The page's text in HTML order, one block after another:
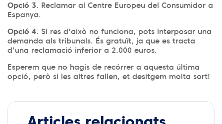
Opció 3. Reclamar al Centre Europeu del Consumidor a
Espanya.
Opció 4. Si res d'això no funciona, pots interposar una
demanda als tribunals. És gratuït, ja que es tracta
d'una reclamació inferior a 2.000 euros.
Esperem que no hagis de recórrer a aquesta última
opció, però si les altres fallen, et desitgem molta sort!